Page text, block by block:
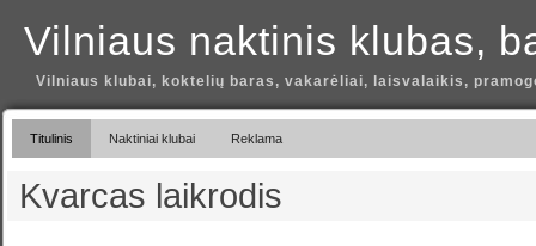
Vilniaus naktinis klubas,
Vilniaus klubai, koktelių baras, vakarėliai, laisvalaikis,
Titulinis Naktiniai klubai Reklama
Kvarcas laikrodis